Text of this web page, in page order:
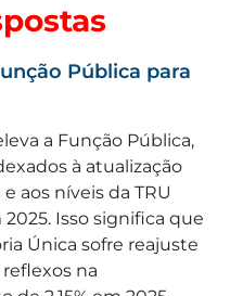
Pública para
a Função Pública,
à atualização
aos níveis da TRU
2025. Isso significa que
Única sofre reajuste
na